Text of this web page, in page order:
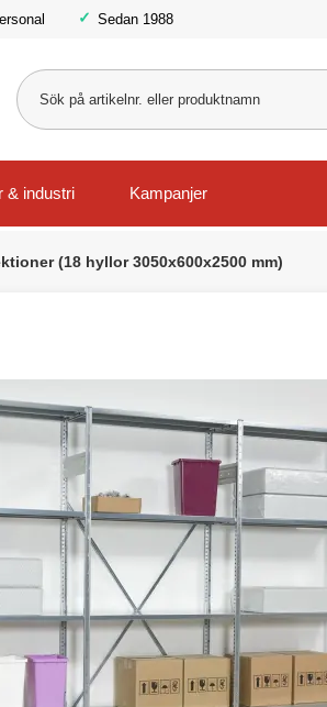
Sedan 1988
& industri Kampanjer
(18 hyllor 3050x600x2500 mm)